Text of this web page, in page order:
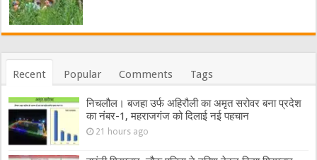
Recent Popular Comments Tags
निचलौल। बजहा उर्फ अहिरौली का अमृत सरोवर बना प्रदेश
का नंबर-1, महराजगंज को दिलाई नई पहचान
21 hours ago